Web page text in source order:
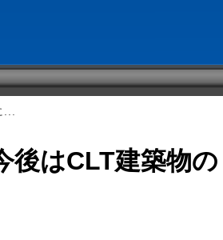
後はCLT建築物の